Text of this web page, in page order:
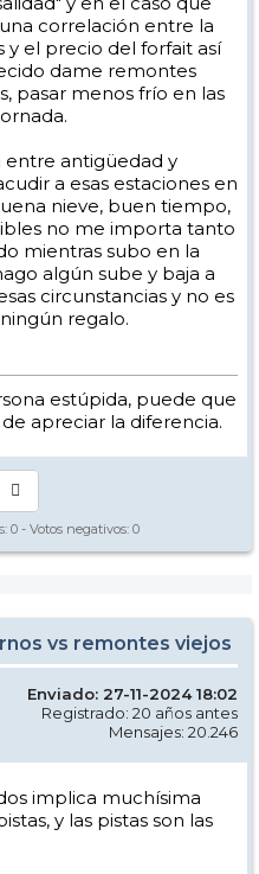
correlación entre la
el precio del forfait así
dame remontes
pasar menos frío en las
entre antigüedad y
a esas estaciones en
nieve, buen tiempo,
no me importa tanto
mientras subo en la
algún sube y baja a
circunstancias y no es
regalo.
estúpida, puede que
apreciar la diferencia.
0 - Votos negativos: 0
vs remontes viejos
Enviado: 27-11-2024 18:02
Registrado: 20 años antes
Mensajes: 20.246
implica muchísima
y las pistas son las